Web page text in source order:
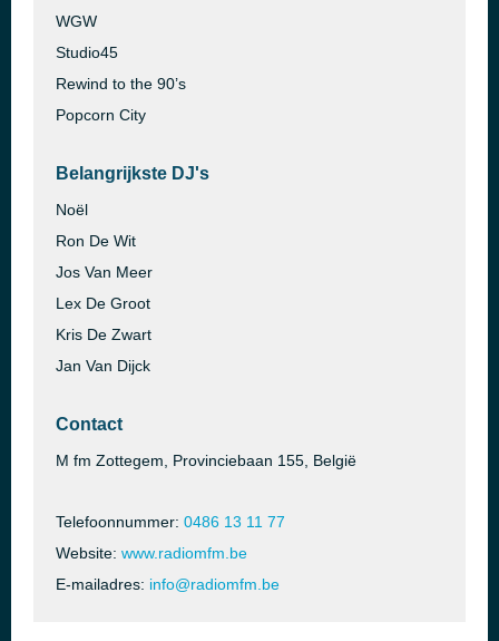
WGW
Studio45
Rewind to the 90’s
Popcorn City
Belangrijkste DJ's
Noël
Ron De Wit
Jos Van Meer
Lex De Groot
Kris De Zwart
Jan Van Dijck
Contact
M fm Zottegem, Provinciebaan 155, België
Telefoonnummer: 0486 13 11 77
Website: www.radiomfm.be
E-mailadres: info@radiomfm.be